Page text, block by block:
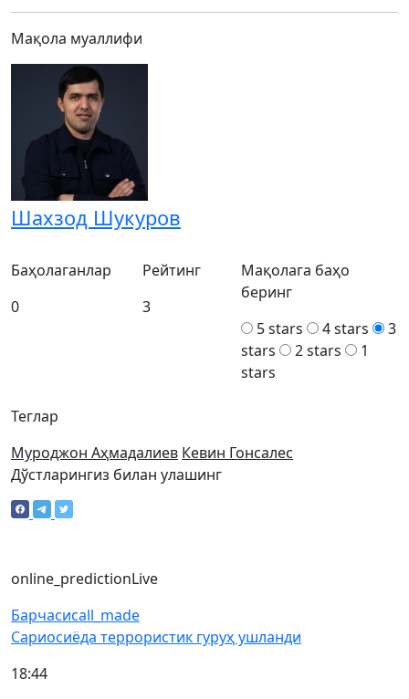
Мақола муаллифи
Шахзод Шукуров
Теглар
Муроджон Аҳмадалиев Кевин Гонсалес
Баҳолаганлар
0
Рейтинг
3
Мақолага баҳо
беринг
5 stars
4 stars
3
stars
2 stars
1
stars
Дўстларингиз билан улашинг
online_predictionLive
Барчасиcall_made
Сариосиёда террористик гуруҳ ушланди
18:44